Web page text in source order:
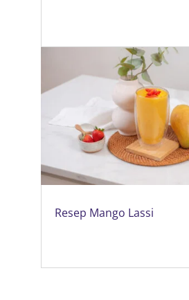
Resep Mango Lassi